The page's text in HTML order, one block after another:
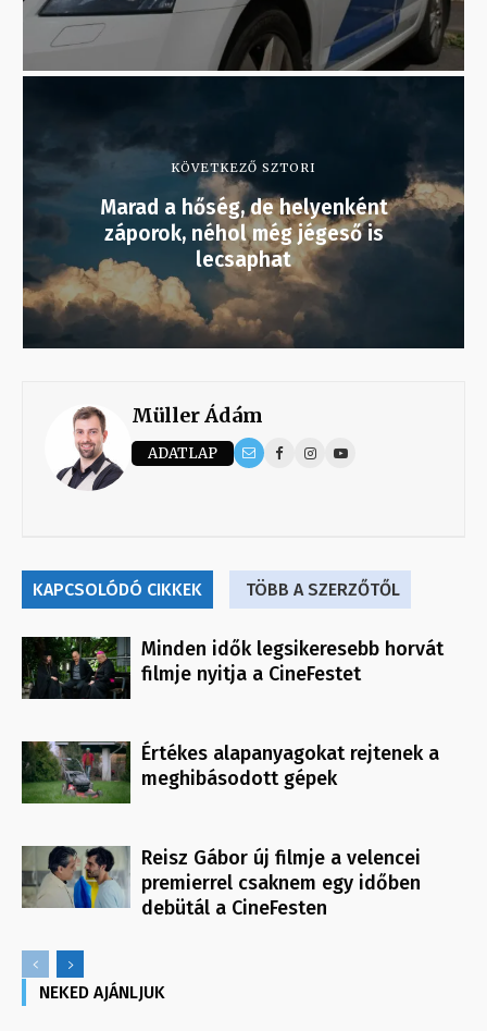
KÖVETKEZŐ SZTORI
Marad a hőség, de helyenként
záporok, néhol még jégeső is
lecsaphat
Müller Ádám
ADATLAP
KAPCSOLÓDÓ CIKKEK TÖBB A SZERZŐTŐL
Minden idők legsikeresebb horvát
filmje nyitja a CineFestet
Értékes alapanyagokat rejtenek a
meghibásodott gépek
Reisz Gábor új filmje a velencei
premierrel csaknem egy időben
debütál a CineFesten
NEKED AJÁNLJUK